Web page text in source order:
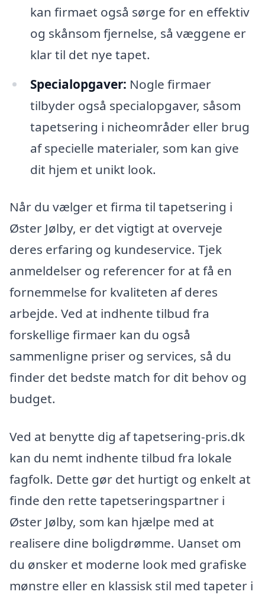
kan firmaet også sørge for en effektiv
og skånsom fjernelse, så væggene er
klar til det nye tapet.
Specialopgaver: Nogle firmaer
tilbyder også specialopgaver, såsom
tapetsering i nicheområder eller brug
af specielle materialer, som kan give
dit hjem et unikt look.
Når du vælger et firma til tapetsering i
Øster Jølby, er det vigtigt at overveje
deres erfaring og kundeservice. Tjek
anmeldelser og referencer for at få en
fornemmelse for kvaliteten af deres
arbejde. Ved at indhente tilbud fra
forskellige firmaer kan du også
sammenligne priser og services, så du
finder det bedste match for dit behov og
budget.
Ved at benytte dig af tapetsering-pris.dk
kan du nemt indhente tilbud fra lokale
fagfolk. Dette gør det hurtigt og enkelt at
finde den rette tapetseringspartner i
Øster Jølby, som kan hjælpe med at
realisere dine boligdrømme. Uanset om
du ønsker et moderne look med grafiske
mønstre eller en klassisk stil med tapeter i